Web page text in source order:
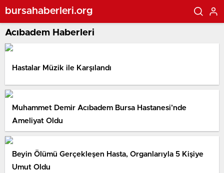
bursahaberleri.org
Acıbadem Haberleri
Hastalar Müzik ile Karşılandı
Muhammet Demir Acıbadem Bursa Hastanesi’nde
Ameliyat Oldu
Beyin Ölümü Gerçekleşen Hasta, Organlarıyla 5 Kişiye
Umut Oldu